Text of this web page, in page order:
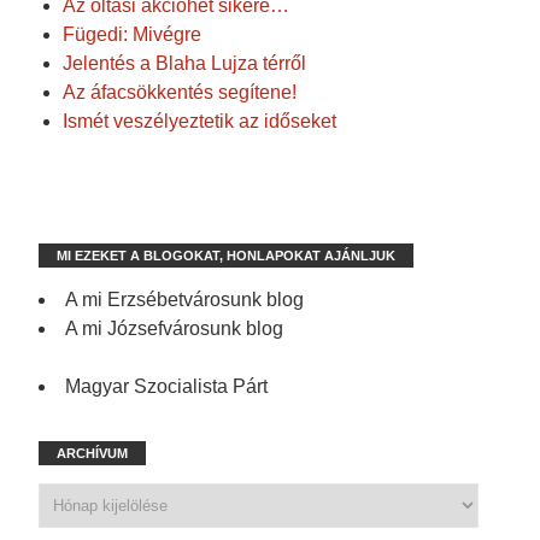
Az oltási akcióhét sikere…
Fügedi: Mivégre
Jelentés a Blaha Lujza térről
Az áfacsökkentés segítene!
Ismét veszélyeztetik az időseket
MI EZEKET A BLOGOKAT, HONLAPOKAT AJÁNLJUK
A mi Erzsébetvárosunk blog
A mi Józsefvárosunk blog
Magyar Szocialista Párt
ARCHÍVUM